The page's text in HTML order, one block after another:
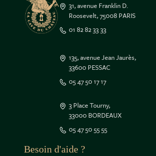
d'être sûrs que le contenu de ce site vous intéresse
déranger, mais on aimerait bien vous accompagner
vous ?
31, avenue Franklin D.
Roosevelt, 75008 PARIS
01 82 82 33 33
135, avenue Jean Jaurès,
33600 PESSAC
05 47 50 17 17
3 Place Tourny,
33000 BORDEAUX
05 47 50 55 55
Besoin d'aide ?